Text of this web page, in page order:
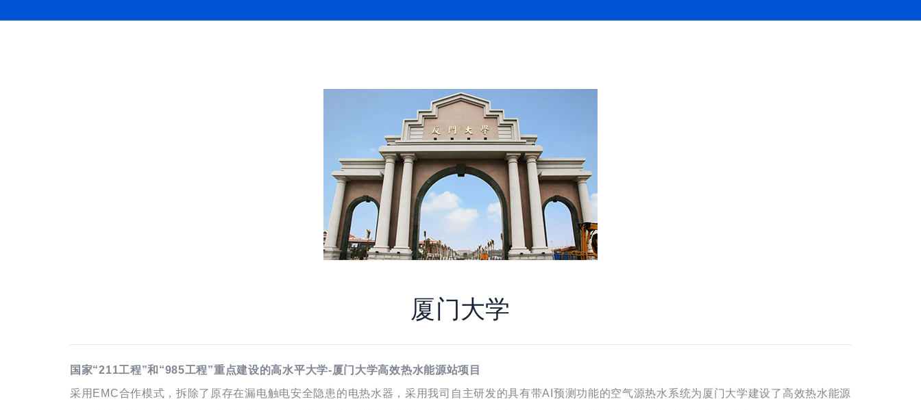
厦门大学
国家“211工程”和“985工程”重点建设的高水平大学-厦门大学高效热水能源站项目
采用EMC合作模式，拆除了原存在漏电触电安全隐患的电热水器，采用我司自主研发的具有带AI预测功能的空气源热水系统为厦门大学建设了高效热水能源